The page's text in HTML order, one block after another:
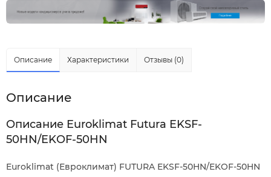
Описание Характеристики Отзывы (0)
Описание
Описание Euroklimat Futura EKSF-
50HN/EKOF-50HN
Euroklimat (Евроклимат) FUTURA EKSF-50HN/EKOF-50HN